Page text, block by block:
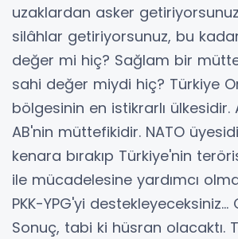
uzaklardan asker
silâhlar getiriyorsunuz, bu
değer mi hiç? Sağlam bir
sahi değer miydi hiç? Türkiye
bölgesinin en istikrarlı ülkesidir.
AB'nin müttefikidir. NATO
kenara bırakıp Türkiye'nin
ile mücadelesine yardımcı
PKK-YPG'yi destekleyeceksiniz…
Sonuç, tabi ki hüsran olacaktı.